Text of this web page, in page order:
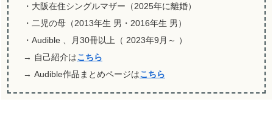
・大阪在住シングルマザー（2025年に離婚）
・二児の母（2013年生 男・2016年生 男）
・Audible 、月30冊以上（ 2023年9月～ ）
→ 自己紹介はこちら
→ Audible作品まとめページはこちら